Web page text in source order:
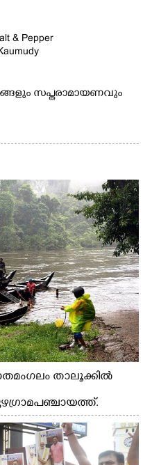
സപ്തരാമായണവും
താലൂക്കിൽ
ഗ്രാമ പഞ്ചായത്ത്.
കത്തിപ്പാറ,
മഞ്ചപ്പാറ എന്നീ ആറു
സഞ്ചാര മാർഗമാണ് ഈ